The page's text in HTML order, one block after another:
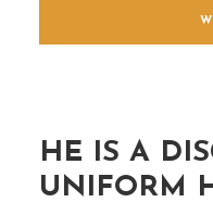
HE IS A
UNIFORM